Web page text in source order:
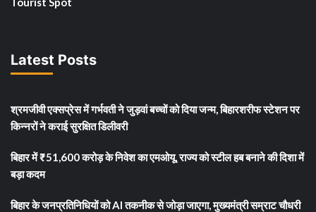
Latest Posts
श्रमजीवी एक्सप्रेस में गर्भवती ने जुड़वां बच्चों को दिया जन्म, बिहारशरीफ स्टेशन पर
किन्नरों ने कराई सुरक्षित डिलीवरी
बिहार में ₹51,600 करोड़ के निवेश का एमओयू, राज्य को स्टील हब बनाने की दिशा में
बड़ा कदम
बिहार के जनप्रतिनिधियों को AI तकनीक से जोड़ा जाएगा, मुख्यमंत्री सम्राट चौधरी